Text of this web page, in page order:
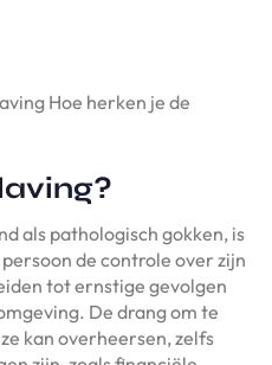
Hoe herken je de
als pathologisch gokken, is
de controle over zijn
tot ernstige gevolgen
De drang om te
kan overheersen, zelfs